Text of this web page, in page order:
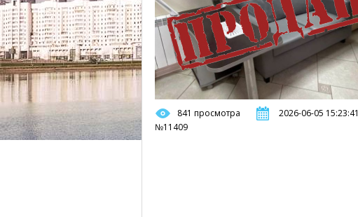
841 просмотра
2026-06-05 15:23:41
№11409